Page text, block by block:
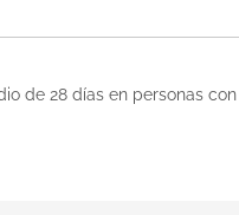
de 28 días en personas